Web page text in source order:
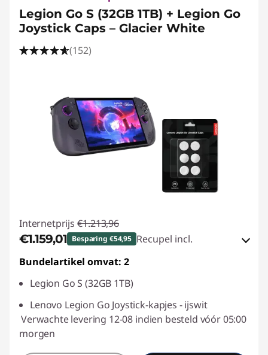
Legion Go S (32GB 1TB) + Legion Go
Joystick Caps – Glacier White
(152)
Internetprijs €1.213,96
€1.159,01 Besparing €54,95 Recupel incl.
eCoupon-besparingen :
eCoupon gebruiken :SAVE2GETHER
Bundelartikel omvat: 2
Legion Go S (32GB 1TB)
Lenovo Legion Go Joystick-kapjes - ijswit
Verwachte levering 12-08 indien besteld vóór 05:00
morgen